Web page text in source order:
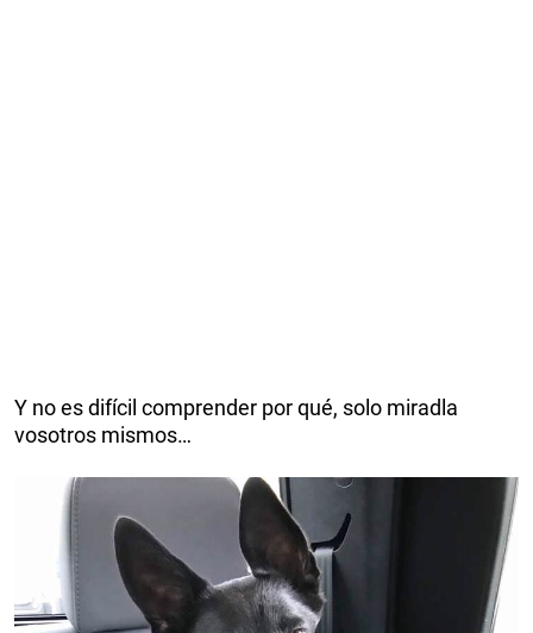
Y no es difícil comprender por qué, solo miradla
vosotros mismos…